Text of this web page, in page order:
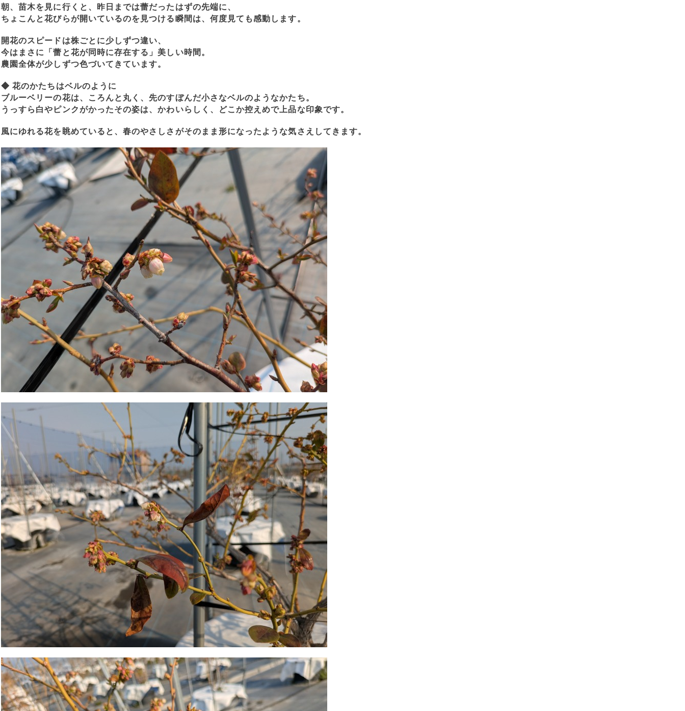
朝、苗木を見に行くと、昨日までは蕾だったはずの先端に、
ちょこんと花びらが開いているのを見つける瞬間は、何度見ても感動します。
開花のスピードは株ごとに少しずつ違い、
今はまさに「蕾と花が同時に存在する」美しい時間。
農園全体が少しずつ色づいてきています。
◆ 花のかたちはベルのように
ブルーベリーの花は、ころんと丸く、先のすぼんだ小さなベルのようなかたち。
うっすら白やピンクがかったその姿は、かわいらしく、どこか控えめで上品な印象です。
風にゆれる花を眺めていると、春のやさしさがそのまま形になったような気さえしてきます。